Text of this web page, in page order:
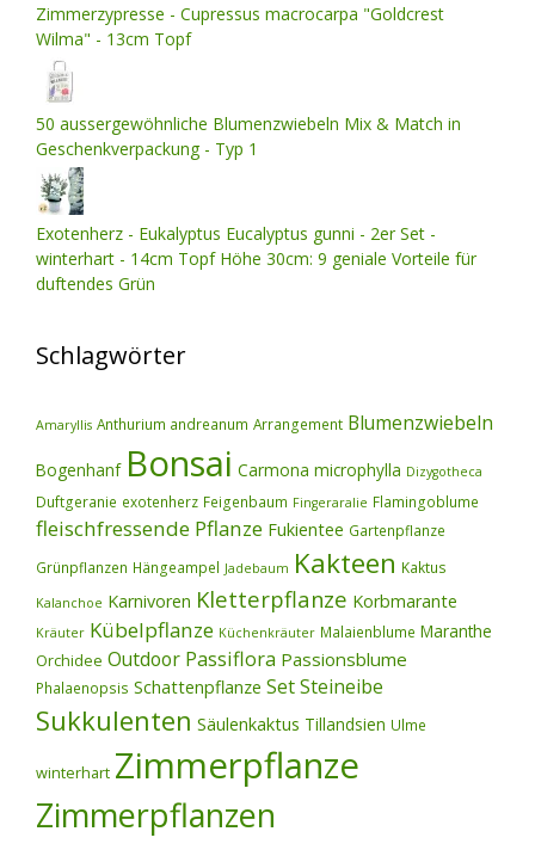
Zimmerzypresse - Cupressus macrocarpa "Goldcrest
Wilma" - 13cm Topf
50 aussergewöhnliche Blumenzwiebeln Mix & Match in
Geschenkverpackung - Typ 1
Exotenherz - Eukalyptus Eucalyptus gunni - 2er Set -
winterhart - 14cm Topf Höhe 30cm: 9 geniale Vorteile für
duftendes Grün
Schlagwörter
Amaryllis Anthurium andreanum Arrangement Blumenzwiebeln
Bogenhanf Bonsai Carmona microphylla Dizygotheca
Duftgeranie exotenherz Feigenbaum Fingeraralie Flamingoblume
fleischfressende Pflanze Fukientee Gartenpflanze
Grünpflanzen Hängeampel Jadebaum Kakteen Kaktus
Kalanchoe Karnivoren Kletterpflanze Korbmarante
Kräuter Kübelpflanze Küchenkräuter Malaienblume Maranthe
Orchidee Outdoor Passiflora Passionsblume
Phalaenopsis Schattenpflanze SetSteineibe
Sukkulenten Säulenkaktus Tillandsien Ulme
winterhart Zimmerpflanze
Zimmerpflanzen